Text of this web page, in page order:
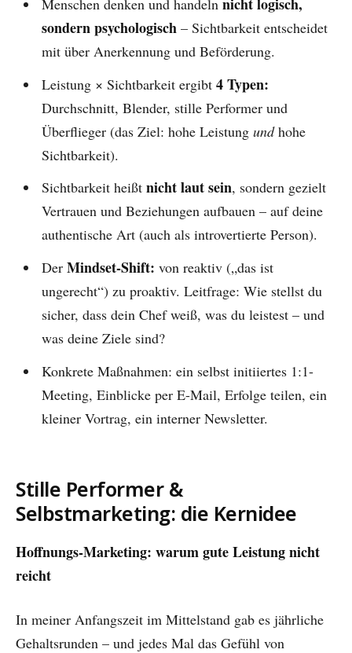
Menschen denken und handeln
sondern psychologisch– Sichtbarkeit entscheidet
mit über Anerkennung und Beförderung.
Leistung × Sichtbarkeit ergibt 4 Typen:
Durchschnitt, Blender, stille Performer und
Überflieger (das Ziel: hohe Leistung undhohe
Sichtbarkeit).
Sichtbarkeit heißt nicht laut sein, sondern gezielt
Vertrauen und Beziehungen aufbauen – auf deine
authentische Art (auch als introvertierte Person).
Der Mindset-Shift: von reaktiv („das ist
ungerecht“) zu proaktiv. Leitfrage: Wie stellst du
sicher, dass dein Chef weiß, was du leistest – und
was deine Ziele sind?
Konkrete Maßnahmen: ein selbst initiiertes 1:1-
Meeting, Einblicke per E-Mail, Erfolge teilen, ein
kleiner Vortrag, ein interner Newsletter.
Stille Performer &
Selbstmarketing: die Kernidee
Hoffnungs-Marketing: warum gute Leistung nicht
reicht
In meiner Anfangszeit im Mittelstand gab es jährliche
Gehaltsrunden – und jedes Mal das Gefühl von